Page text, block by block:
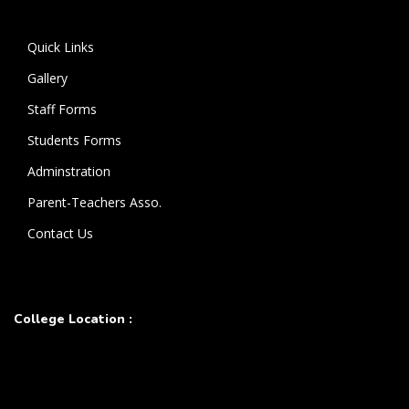
Quick Links
Gallery
Staff Forms
Students Forms
Adminstration
Parent-Teachers Asso.
Contact Us
College Location :